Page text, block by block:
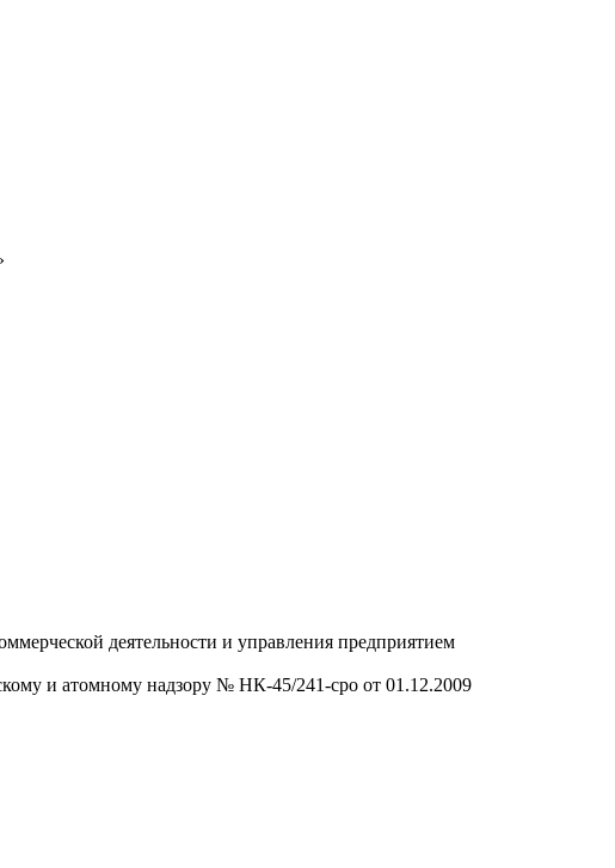
деятельности и управления предприятием
и атомному надзору № НК-45/241-сро от 01.12.2009